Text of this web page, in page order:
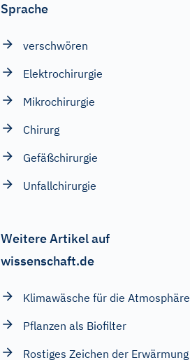
Sprache
verschwören
Elektrochirurgie
Mikrochirurgie
Chirurg
Gefäßchirurgie
Unfallchirurgie
Weitere Artikel auf
wissenschaft.de
Klimawäsche für die Atmosphäre
Pflanzen als Biofilter
Rostiges Zeichen der Erwärmung